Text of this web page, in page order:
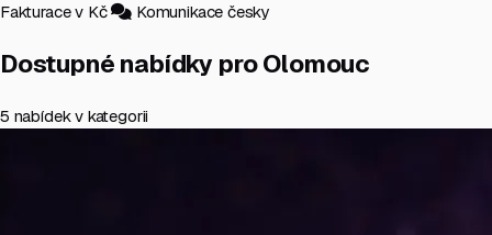
Fakturace v Kč
Komunikace česky
Dostupné nabídky pro Olomouc
5 nabídek v kategorii